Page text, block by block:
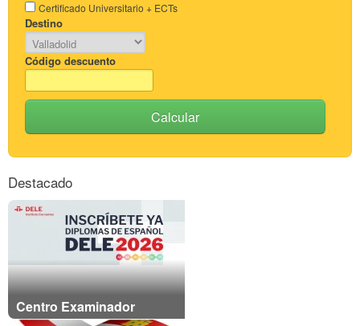
Certificado Universitario + ECTs
Destino
Código descuento
Calcular
Destacado
Centro Examinador